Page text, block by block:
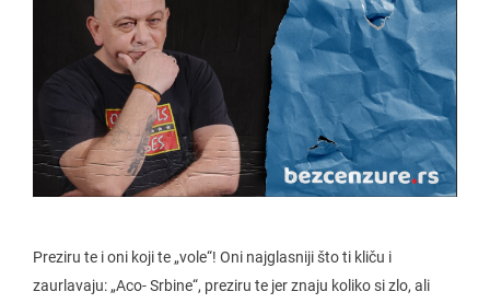
Preziru te i oni koji te „vole“! Oni najglasniji što ti kliču i
zaurlavaju: „Aco- Srbine“, preziru te jer znaju koliko si zlo, ali